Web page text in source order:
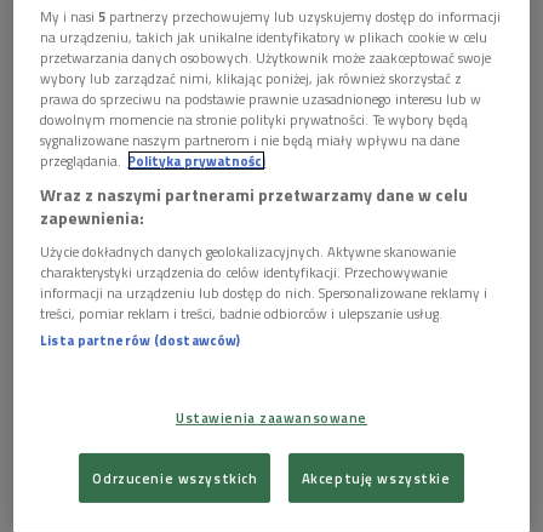
AUDIO 1 plik
 29'22 
Fot. Wikipedia
ONZ ogłosił rok 2009 Międzynarodowym Rokiem Astronomii.
Sprzyjającą temu okazją jest 400. rocznica pierwszego użycia
teleskopu przez Galileusza. Celem tego przedsięwzięcia jest
Zobacz więcej na temat: astronomia
My i nasi5 partnerzy przechowujemy lub uzyskujemy dostęp do informacji
na urządzeniu, takich jak unikalne identyfikatory w plikach cookie w celu
przetwarzania danych osobowych. Użytkownik może zaakceptować swoje
wybory lub zarządzać nimi, klikając poniżej, jak również skorzystać z
prawa do sprzeciwu na podstawie prawnie uzasadnionego interesu lub w
dowolnym momencie na stronie polityki prywatności. Te wybory będą
sygnalizowane naszym partnerom i nie będą miały wpływu na dane
przeglądania. Polityka prywatności
Wraz z naszymi partnerami przetwarzamy dane w celu
zapewnienia:
Użycie dokładnych danych geolokalizacyjnych. Aktywne skanowanie
charakterystyki urządzenia do celów identyfikacji. Przechowywanie
informacji na urządzeniu lub dostęp do nich. Spersonalizowane reklamy i
treści, pomiar reklam i treści, badnie odbiorców i ulepszanie usług.
Lista partnerów (dostawców)
Ustawienia zaawansowane
Odrzucenie wszystkich Akceptuję wszystkie